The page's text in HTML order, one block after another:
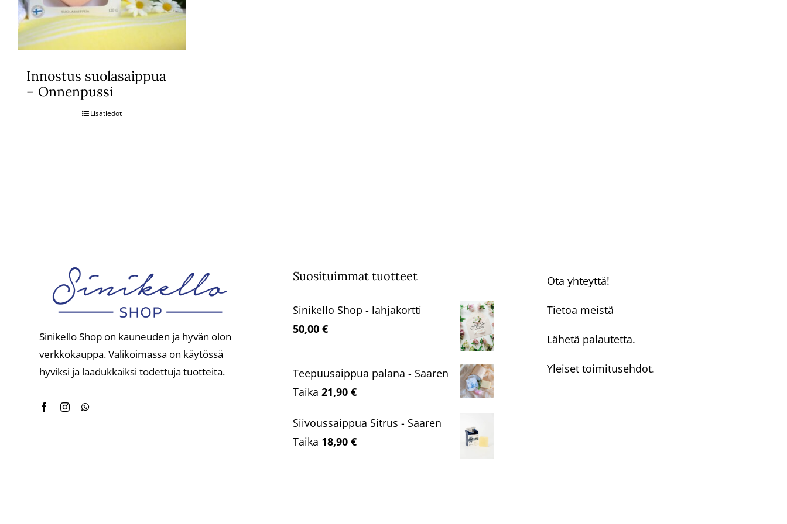
Innostus suolasaippua
– Onnenpussi
Lisätiedot
Sinikello Shop on kauneuden ja hyvän olon
verkkokauppa. Valikoimassa on käytössä
hyviksi ja laadukkaiksi todettuja tuotteita.
Suosituimmat tuotteet
Sinikello Shop - lahjakortti
50,00€
Teepuusaippua palana - Saaren
Taika 21,90€
Siivoussaippua Sitrus - Saaren
Taika 18,90€
Ota yhteyttä!
Tietoa meistä
Lähetä palautetta.
Yleiset toimitusehdot.